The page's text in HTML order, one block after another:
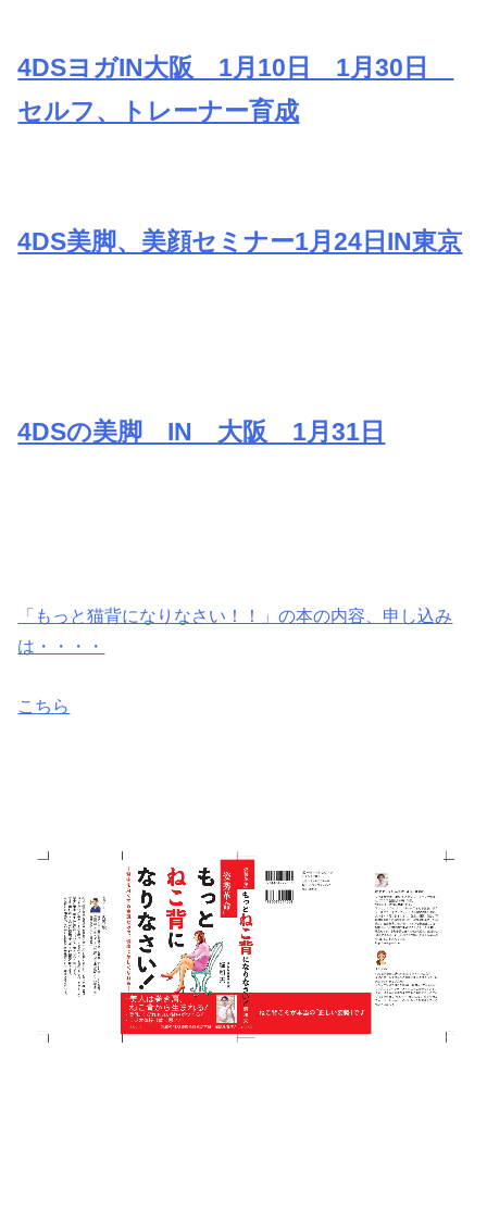
4DSヨガIN大阪 1月10日 1月30日
セルフ、トレーナー育成
4DS美脚、美顔セミナー1月24日IN東京
4DSの美脚 IN 大阪 1月31日
「もっと猫背になりなさい！！」の本の内容、申し込み
は・・・・
こちら